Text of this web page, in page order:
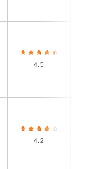
4.5
4.2